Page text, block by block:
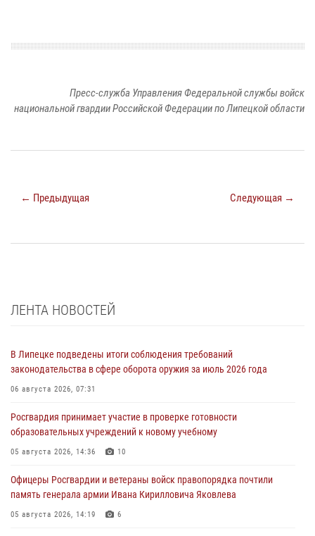
Пресс-служба Управления Федеральной службы войск
национальной гвардии Российской Федерации по Липецкой области
← Предыдущая Следующая →
ЛЕНТА НОВОСТЕЙ
В Липецке подведены итоги соблюдения требований
законодательства в сфере оборота оружия за июль 2026 года
06 августа 2026, 07:31
Росгвардия принимает участие в проверке готовности
образовательных учреждений к новому учебному
05 августа 2026, 14:36 10
Офицеры Росгвардии и ветераны войск правопорядка почтили
память генерала армии Ивана Кирилловича Яковлева
05 августа 2026, 14:19 6